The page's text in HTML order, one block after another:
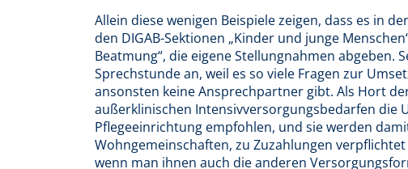
Allein diese wenigen Beispiele zeigen, dass es in
den DIGAB-Sektionen „Kinder und junge
Beatmung“, die eigene Stellungnahmen abgeben.
Sprechstunde an, weil es so viele Fragen zur
ansonsten keine Ansprechpartner gibt. Als Hort
außerklinischen Intensivversorgungsbedarfen die
Pflegeeinrichtung empfohlen, und sie werden
Wohngemeinschaften, zu Zuzahlungen
wenn man ihnen auch die anderen